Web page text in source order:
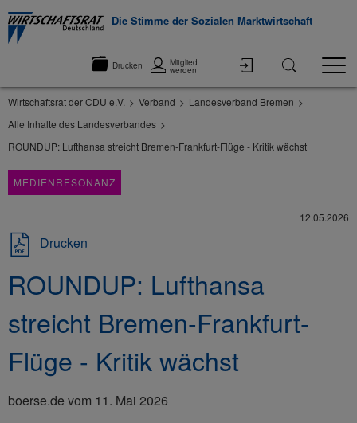
Die Stimme der Sozialen Marktwirtschaft
Drucken Mitglied
werden
Wirtschaftsrat der CDU e.V. Verband
Landesverband Bremen
Alle Inhalte des Landesverbandes
ROUNDUP: Lufthansa streicht Bremen-Frankfurt-Flüge - Kritik wächst
MEDIENRESONANZ
12.05.2026
Drucken
ROUNDUP: Lufthansa
streicht Bremen-Frankfurt-
Flüge - Kritik wächst
boerse.de vom 11. Mai 2026